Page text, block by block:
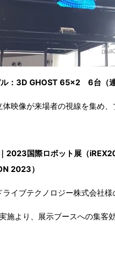
：3D GHOST 65x2 6台（連
体映像が来場者の視線を集め
国際ロボット展（
2023）
ライブテクノロジー株式会社
施より、展示ブースへの集客